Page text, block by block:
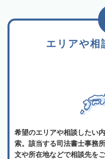
エリアや相
希望のエリアや相談したい
索。該当する司法書士事務
文や所在地などで相談先を